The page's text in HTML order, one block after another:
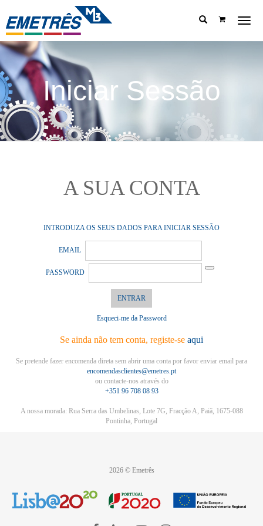
Menu
Iniciar Sessão
A SUA CONTA
INTRODUZA OS SEUS DADOS PARA INICIAR SESSÃO
EMAIL
PASSWORD
ENTRAR
Esqueci-me da Password
Se ainda não tem conta, registe-se aqui
Se pretende fazer encomenda direta sem abrir uma conta por favor enviar email para
encomendasclientes@emetres.pt
ou contacte-nos através do
+351 96 708 08 93
A nossa morada: Rua Serra das Umbelinas, Lote 7G, Fracção A, Paiã, 1675-088
Pontinha, Portugal
2026 © Emetrês